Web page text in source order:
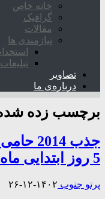
خانه خاص
گرافیک
مقالات
نیازمندی ها
تبلیغات
تصاویر
درباره‌ی ما
برچسب زده شده
جذب
5 روز ابتدایی ماه رمضان
پرتو جنوب ۱۴۰۲-۱۲-۲۶